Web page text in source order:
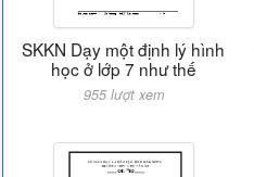
SKKN Dạy một định lý hình
học ở lớp 7 như thế
955 lượt xem